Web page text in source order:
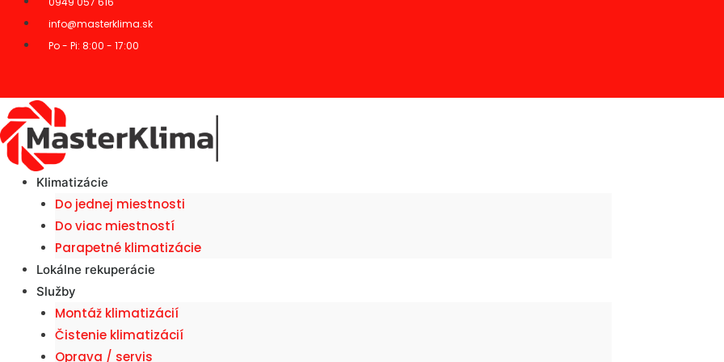
info@masterklima.sk
Po - Pi: 8:00 - 17:00
Klimatizácie
Do jednej miestnosti
Do viac miestností
Parapetné klimatizácie
Lokálne rekuperácie
Služby
Montáž klimatizácií
Čistenie klimatizácií
Oprava / servis